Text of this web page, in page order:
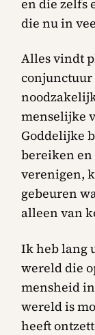
en die zelfs
die nu in
Alles vindt
menselijke
Goddelijke
bereiken en
verenigen,
gebeuren
alleen van
Ik heb lang
wereld die
mensheid
wereld is
heeft